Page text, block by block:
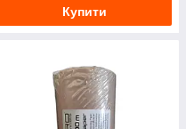
Купити